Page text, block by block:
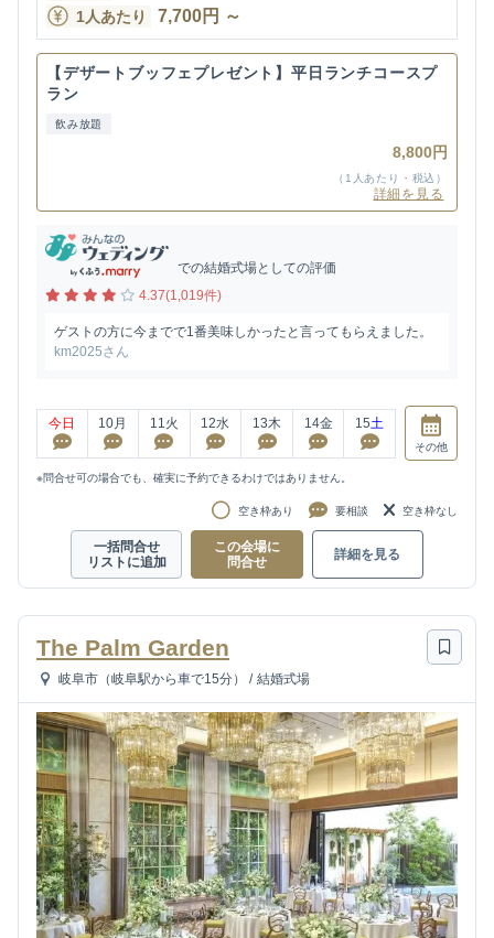
1人あたり 7,700円 ～
【デザートブッフェプレゼント】平日ランチコースプ
ラン
飲み放題
8,800円
（1人あたり・税込）
詳細を見る
での結婚式場としての評価
4.37(1,019件)
ゲストの方に今までで1番美味しかったと言ってもらえました。
km2025さん
今日 10月 11 火 12水 13木 14金 15土
その他
※問合せ可の場合でも、確実に予約できるわけではありません。
空き枠あり 要相談 空き枠なし
一括問合せ
リストに追加
この会場に
問合せ
詳細を見る
The Palm Garden
岐阜市（岐阜駅から車で15分） / 結婚式場